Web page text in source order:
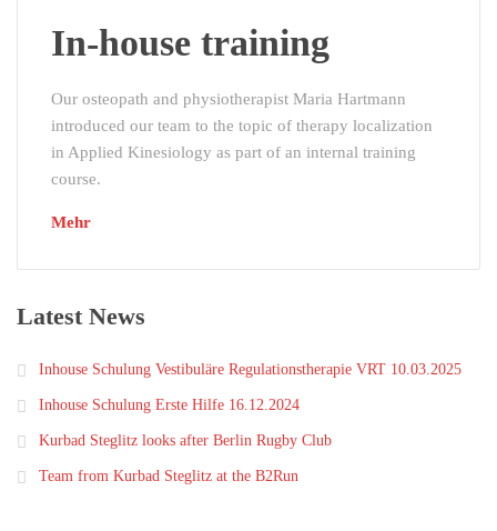
In-house training
Our osteopath and physiotherapist Maria Hartmann
introduced our team to the topic of therapy localization
in Applied Kinesiology as part of an internal training
course.
Mehr
Latest News
Inhouse Schulung Vestibuläre Regulationstherapie VRT 10.03.2025
Inhouse Schulung Erste Hilfe 16.12.2024
Kurbad Steglitz looks after Berlin Rugby Club
Team from Kurbad Steglitz at the B2Run